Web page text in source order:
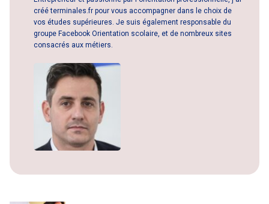
créé terminales.fr pour vous accompagner dans le choix de
vos études supérieures. Je suis également responsable du
groupe Facebook Orientation scolaire, et de nombreux sites
consacrés aux métiers.